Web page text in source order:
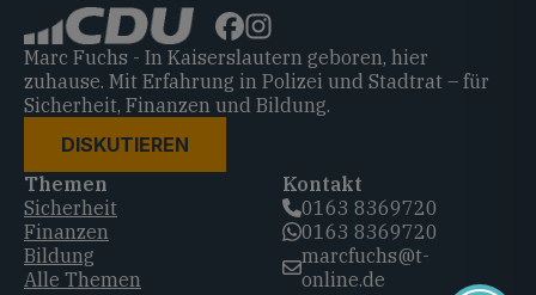
Marc Fuchs - In Kaiserslautern geboren, hier
zuhause. Mit Erfahrung in Polizei und Stadtrat – für
Sicherheit, Finanzen und Bildung.
DISKUTIEREN
Themen
Sicherheit
Finanzen
Bildung
Alle Themen
Kontakt
0163 8369720‬
0163 8369720‬
marcfuchs@t-
online.de